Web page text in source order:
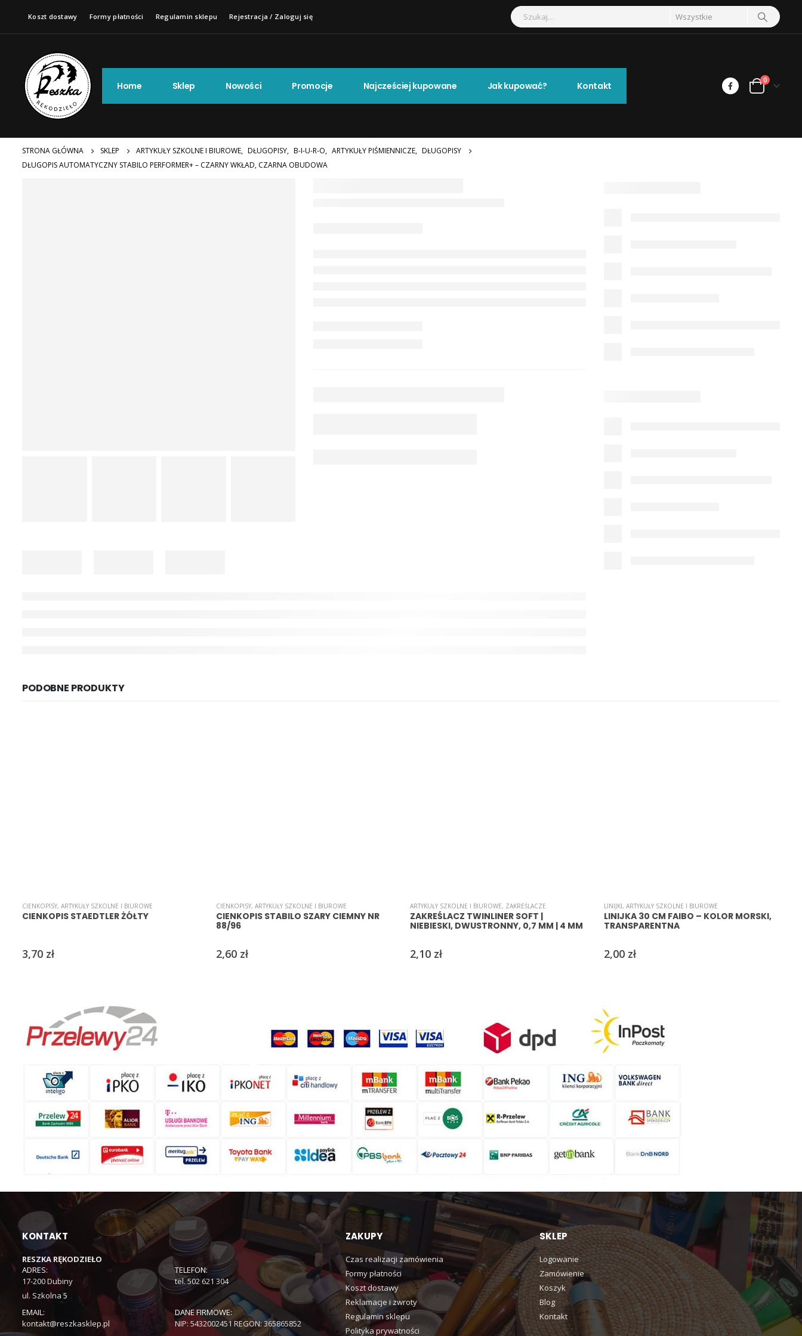
Koszt dostawy Formy płatności Regulamin sklepu Rejestracja / Zaloguj się
Home Sklep Nowości Promocje Najcześciej kupowane Jak kupować? Kontakt 0
STRONA GŁÓWNA SKLEP ARTYKUŁY SZKOLNE I BIUROWE, DŁUGOPISY, B-I-U-R-O, ARTYKUŁY PIŚMIENNICZE, DŁUGOPISY
DŁUGOPIS AUTOMATYCZNY STABILO PERFORMER+ – CZARNY WKŁAD, CZARNA OBUDOWA
PODOBNE PRODUKTY
CIENKOPISY, ARTYKUŁY SZKOLNE I BIUROWE
CIENKOPIS STAEDTLER ŻÓŁTY
3,70 zł
CIENKOPISY, ARTYKUŁY SZKOLNE I BIUROWE
CIENKOPIS STABILO SZARY CIEMNY NR
88/96
2,60 zł
ARTYKUŁY SZKOLNE I BIUROWE, ZAKREŚLACZE
ZAKREŚLACZ TWINLINER SOFT |
NIEBIESKI, DWUSTRONNY, 0,7 MM | 4 MM
2,10 zł
LINIJKI, ARTYKUŁY SZKOLNE I BIUROWE
LINIJKA 30 CM FAIBO – KOLOR MORSKI,
TRANSPARENTNA
2,00 zł
KONTAKT
RESZKA RĘKODZIEŁO
ADRES:
17-200 Dubiny
ul. Szkolna 5
TELEFON:
tel. 502 621 304
EMAIL:
kontakt@reszkasklep.pl
DANE FIRMOWE:
NIP: 5432002451 REGON: 365865852
ZAKUPY
Czas realizacji zamówienia
Formy płatności
Koszt dostawy
Reklamacje i zwroty
Regulamin sklepu
Polityka prywatności
SKLEP
Logowanie
Zamówienie
Koszyk
Blog
Kontakt